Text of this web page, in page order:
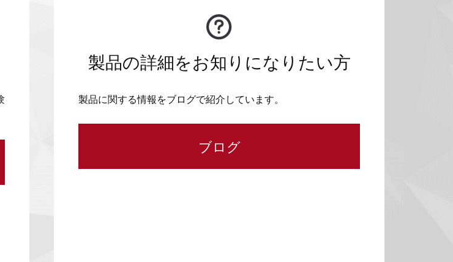
製品の詳細をお知りになりたい方
製品に関する情報をブログで紹介しています。
ブログ